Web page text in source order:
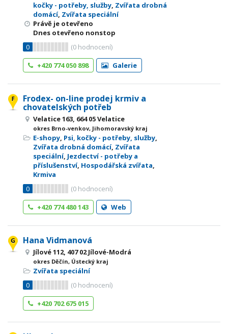
kočky - potřeby, služby, Zvířata drobná
domácí, Zvířata speciální
Právě je otevřeno
Dnes otevřeno nonstop
0
(0 hodnocení)
+420 774 050 898
Galerie
Frodex- on-line prodej krmiv a
chovatelských potřeb
Velatice 163, 664 05 Velatice
okres Brno-venkov, Jihomoravský kraj
E-shopy, Psi, kočky - potřeby, služby,
Zvířata drobná domácí, Zvířata
speciální, Jezdectví - potřeby a
příslušenství, Hospodářská zvířata,
Krmiva
0
(0 hodnocení)
+420 774 480 143
Web
Hana Vidmanová
Jílové 112, 407 02 Jílové-Modrá
okres Děčín, Ústecký kraj
Zvířata speciální
0
(0 hodnocení)
+420 702 675 015